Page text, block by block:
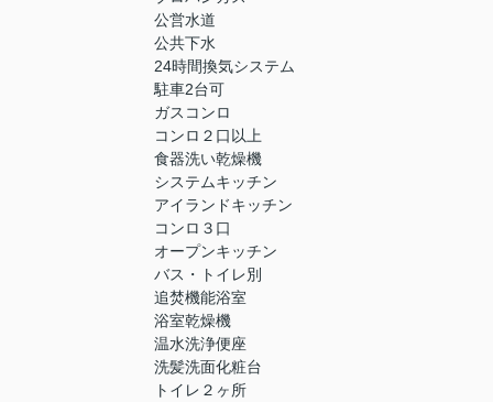
公営水道
公共下水
24時間換気システム
駐車2台可
ガスコンロ
コンロ２口以上
食器洗い乾燥機
システムキッチン
アイランドキッチン
コンロ３口
オープンキッチン
バス・トイレ別
追焚機能浴室
浴室乾燥機
温水洗浄便座
洗髪洗面化粧台
トイレ２ヶ所